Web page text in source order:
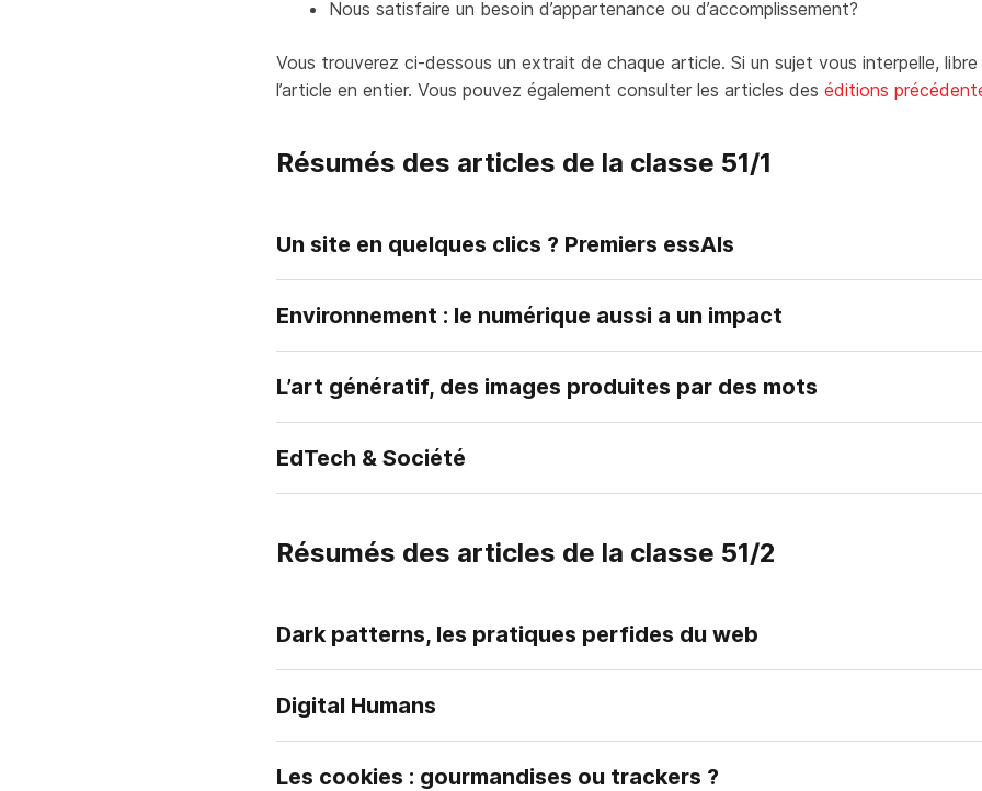
Nous satisfaire un besoin d’appartenance ou d’accomplissement?
Vous trouverez ci-dessous un extrait de chaque article. Si un sujet vous interpelle,
l’article en entier. Vous pouvez également consulter les articles des éditions
Résumés des articles de la classe 51/1
Un site en quelques clics ? Premiers essAIs
Environnement : le numérique aussi a un impact
L’art génératif, des images produites par des mots
EdTech & Société
Résumés des articles de la classe 51/2
Dark patterns, les pratiques perfides du web
Digital Humans
Les cookies : gourmandises ou trackers ?